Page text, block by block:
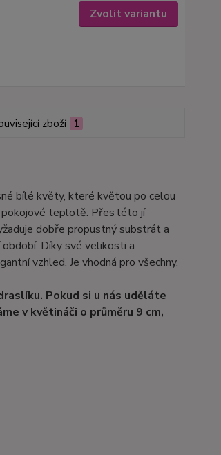
Zvolit variantu
zboží 1
bílé květy, které květou po celou
pokojové teplotě. Přes léto jí
dobře propustný substrát a
Díky své velikosti a
vzhled. Je vhodná pro všechny,
Pokud si u nás uděláte
v květináči o průměru 9 cm,